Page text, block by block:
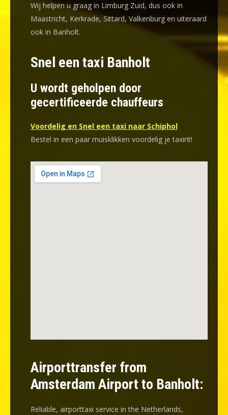
Wij helpen u graag in Limburg Zuid, dus ook in
Maastricht, Kerkrade, Sittard, Valkenburg en uiteraard
ook in Banholt.
Snel een taxi Banholt
U wordt geholpen door
gecertificeerde chauffeurs
Voordelig en Snel een taxi naar Schiphol
Bestel in een paar muisklikken voordelig je taxirit!
Airporttransfer from
Amsterdam Airport to Banholt:
Reliable, airporttaxi service in the Netherlands,